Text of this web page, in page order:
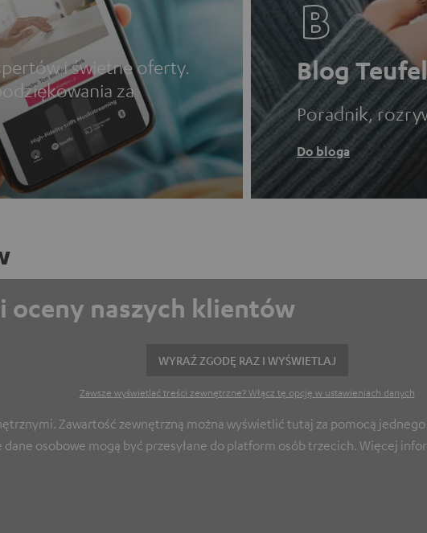
i świetne oferty.
za
Blog Teufel
Poradnik,
Do bloga
oceny naszych klientów
WYRAŹ ZGODĘ RAZ I WYŚWIETLAJ
Zawsze wyświetlać treści zewnętrzne? Włącz tę opcję w ustawieniach danych
Zawartość zewnętrzną można wyświetlić tutaj za pomocą
osobowe mogą być przesyłane do platform osób trzecich. Więcej